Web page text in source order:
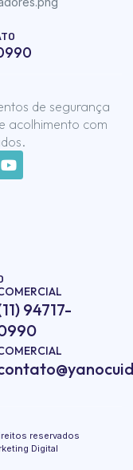
de segurança
acolhimento com
94717-
reservados
Digital